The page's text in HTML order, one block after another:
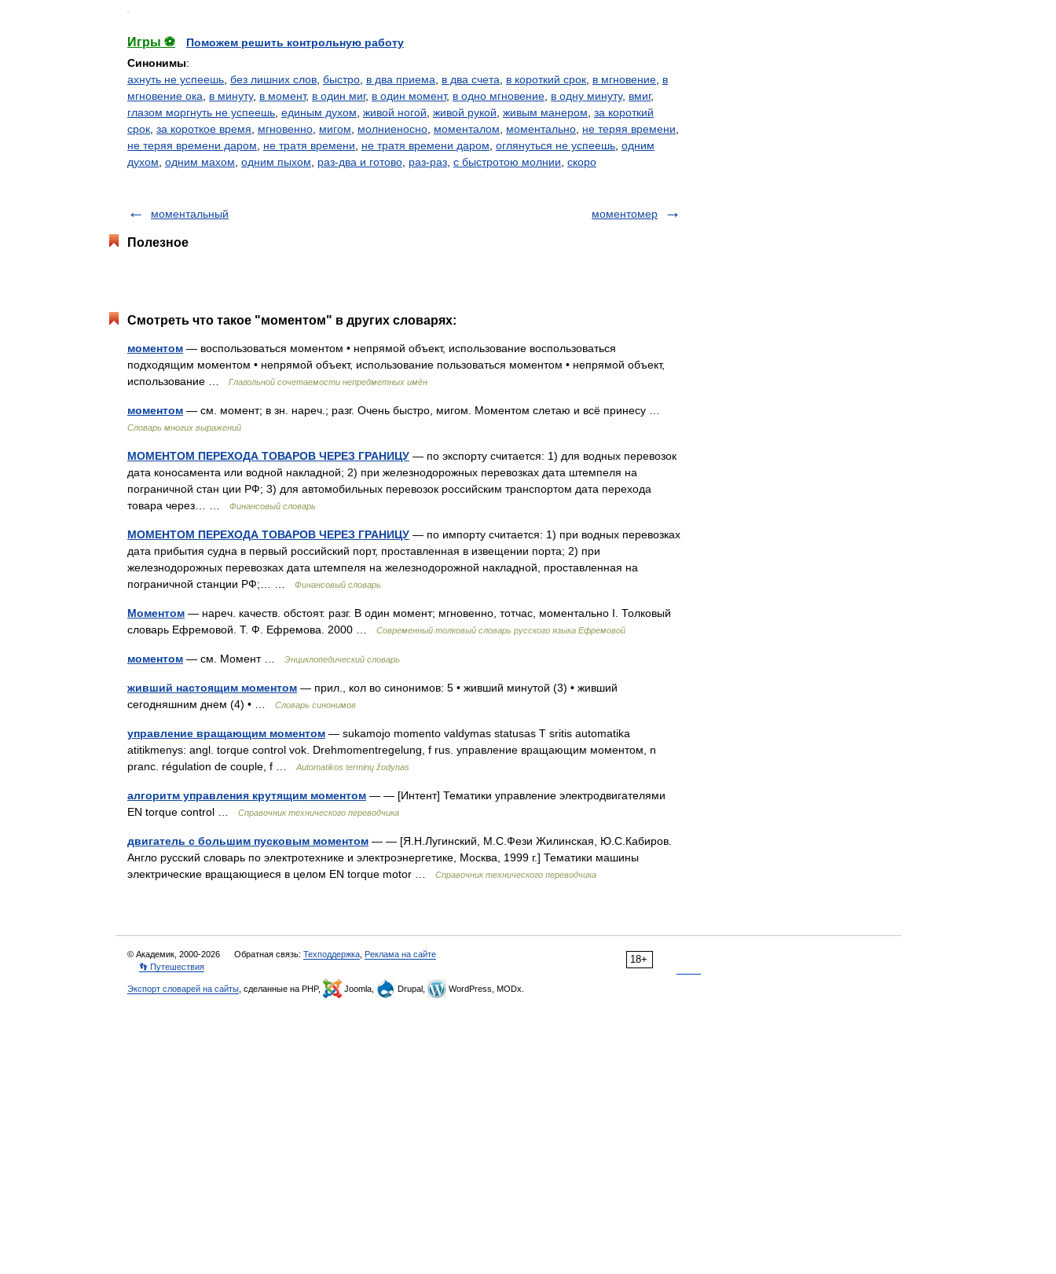
Игры ⚽
Поможем решить контрольную работу
Синонимы:
ахнуть не успеешь без лишних слов быстро в два приема в два счета в короткий срок в мгновение в
мгновение ока
в минуту, в момент, в один миг, в один момент, в одно мгновение в одну минуту, вмиг,
глазом моргнуть не успеешь единым духом живой ногой живой рукой живым манером за короткий
срок за короткое время мгновенно мигом молниеносно моменталом моментально не теряя времени
не теряя времени даром
не тратя времени не тратя времени даром оглянуться не успеешь одним
духом одним махом одним пыхом раз-два и готово раз-раз с быстротою молнии скоро
моментальный моментомер
Полезное
Смотреть что такое "моментом" в других словарях:
моментом — воспользоваться моментом • непрямой объект, использование воспользоваться
подходящим моментом • непрямой объект, использование пользоваться моментом • непрямой объект,
использование …
Глагольной сочетаемости непредметных имён
моментом — см. момент; в зн. нареч.; разг. Очень быстро, мигом. Моментом слетаю и всё принесу …
Словарь многих выражений
МОМЕНТОМ ПЕРЕХОДА ТОВАРОВ ЧЕРЕЗ ГРАНИЦУ — по экспорту считается: 1) для водных перевозок
дата коносамента или водной накладной; 2) при железнодорожных перевозках дата штемпеля на
пограничной стан ции РФ; 3) для автомобильных перевозок российским транспортом дата перехода
товара через… …
Финансовый словарь
МОМЕНТОМ ПЕРЕХОДА ТОВАРОВ ЧЕРЕЗ ГРАНИЦУ — по импорту считается: 1) при водных перевозках
дата прибытия судна в первый российский порт, проставленная в извещении порта; 2) при
железнодорожных перевозках дата штемпеля на железнодорожной накладной, проставленная на
пограничной станции РФ;… …
Финансовый словарь
Моментом — нареч. качеств. обстоят. разг. В один момент; мгновенно, тотчас, моментально I. Толковый
словарь Ефремовой. Т. Ф. Ефремова. 2000 …
Современный толковый словарь русского языка Ефремовой
моментом — см. Момент … Энциклопедический словарь
живший настоящим моментом — прил., кол во синонимов: 5 • живший минутой (3) • живший
сегодняшним днем (4) • …
Словарь синонимов
управление вращающим моментом — sukamojo momento valdymas statusas T sritis automatika
atitikmenys: angl. torque control vok. Drehmomentregelung, f rus. управление вращающим моментом, n
pranc. régulation de couple, f …
Automatikos terminų žodynas
алгоритм управления крутящим моментом — — [Интент] Тематики управление электродвигателями
EN torque control …
Справочник технического переводчика
двигатель с большим пусковым моментом — — [Я.Н.Лугинский, М.С.Фези Жилинская, Ю.С.Кабиров.
Англо русский словарь по электротехнике и электроэнергетике, Москва, 1999 г.] Тематики машины
электрические вращающиеся в целом EN torque motor …
Справочник технического переводчика
18+
© Академик, 2000-2026 Обратная связь: Техподдержка Реклама на сайте
👣 Путешествия
Экспорт словарей на сайты , сделанные на PHP, Joomla, Drupal, WordPress, MODx.